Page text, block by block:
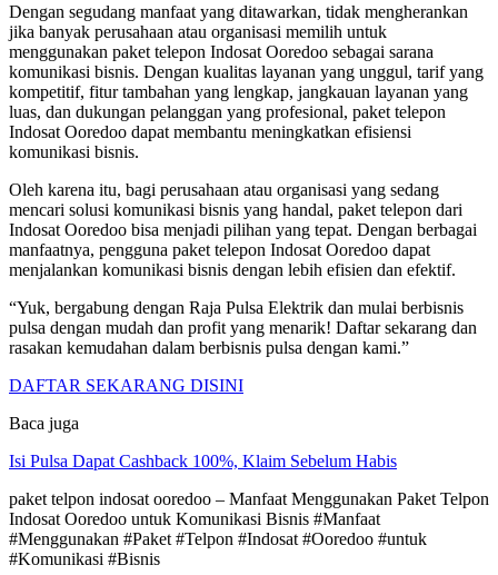
Dengan segudang manfaat yang ditawarkan, tidak mengherankan
jika banyak perusahaan atau organisasi memilih untuk
menggunakan paket telepon Indosat Ooredoo sebagai sarana
komunikasi bisnis. Dengan kualitas layanan yang unggul, tarif yang
kompetitif, fitur tambahan yang lengkap, jangkauan layanan yang
luas, dan dukungan pelanggan yang profesional, paket telepon
Indosat Ooredoo dapat membantu meningkatkan efisiensi
komunikasi bisnis.
Oleh karena itu, bagi perusahaan atau organisasi yang sedang
mencari solusi komunikasi bisnis yang handal, paket telepon dari
Indosat Ooredoo bisa menjadi pilihan yang tepat. Dengan berbagai
manfaatnya, pengguna paket telepon Indosat Ooredoo dapat
menjalankan komunikasi bisnis dengan lebih efisien dan efektif.
“Yuk, bergabung dengan Raja Pulsa Elektrik dan mulai berbisnis
pulsa dengan mudah dan profit yang menarik! Daftar sekarang dan
rasakan kemudahan dalam berbisnis pulsa dengan kami.”
DAFTAR SEKARANG DISINI
Baca juga
Isi Pulsa Dapat Cashback 100%, Klaim Sebelum Habis
paket telpon indosat ooredoo – Manfaat Menggunakan Paket Telpon
Indosat Ooredoo untuk Komunikasi Bisnis #Manfaat
#Menggunakan #Paket #Telpon #Indosat #Ooredoo #untuk
#Komunikasi #Bisnis